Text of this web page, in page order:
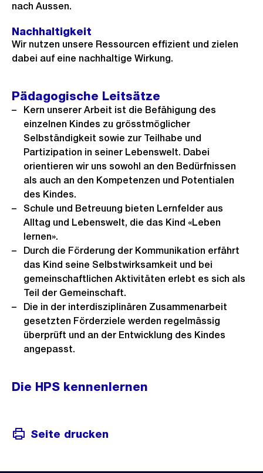
nach Aussen.
Nachhaltigkeit
Wir nutzen unsere Ressourcen effizient und zielen
dabei auf eine nachhaltige Wirkung.
Pädagogische Leitsätze
Kern unserer Arbeit ist die Befähigung des
einzelnen Kindes zu grösstmöglicher
Selbständigkeit sowie zur Teilhabe und
Partizipation in seiner Lebenswelt. Dabei
orientieren wir uns sowohl an den Bedürfnissen
als auch an den Kompetenzen und Potentialen
des Kindes.
Schule und Betreuung bieten Lernfelder aus
Alltag und Lebenswelt, die das Kind «Leben
lernen».
Durch die Förderung der Kommunikation erfährt
das Kind seine Selbstwirksamkeit und bei
gemeinschaftlichen Aktivitäten erlebt es sich als
Teil der Gemeinschaft.
Die in der interdisziplinären Zusammenarbeit
gesetzten Förderziele werden regelmässig
überprüft und an der Entwicklung des Kindes
angepasst.
Die HPS kennenlernen
Seite drucken